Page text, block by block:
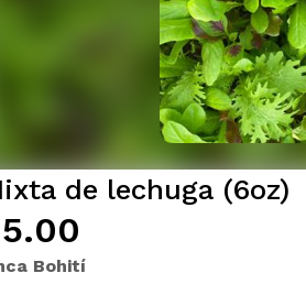
de lechuga (6oz)
Bohití